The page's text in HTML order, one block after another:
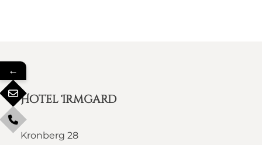
Hotel Irmgard
Kronberg 28
←